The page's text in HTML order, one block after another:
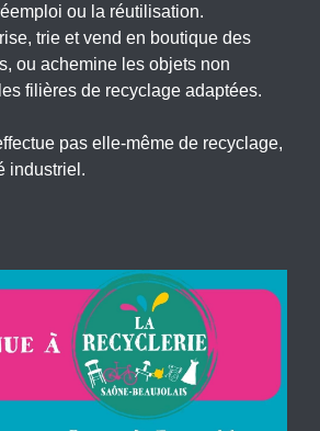
ou la réutilisation.
trie et vend en boutique des
ou achemine les objets non
filières de recyclage adaptées.
pas elle-même de recyclage,
industriel.